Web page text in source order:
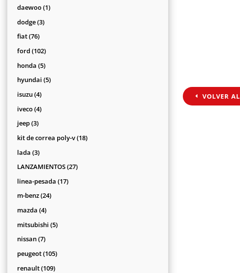
productos
daewoo 11
dodge 33
fiat 7676
productos
ford 102102
productos
honda 55
productos
hyundai 55
isuzu 44
productos
iveco 44
jeep 33
productos
kit de correa poly-v 1818
lada 33
productos
LANZAMIENTOS 2727
linea-pesada 1717
m-benz 2424
mazda 44
productos
mitsubishi 55
nissan 77
productos
peugeot 105105
renault 109109
VOLVER